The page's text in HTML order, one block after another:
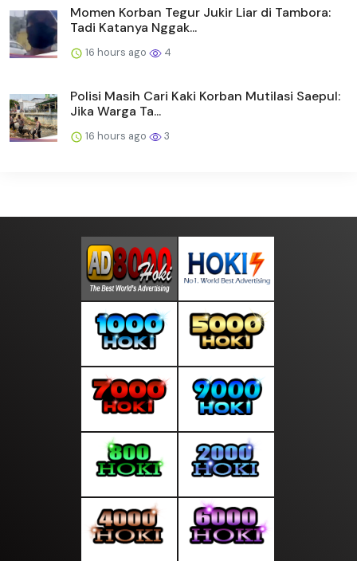
Momen Korban Tegur Jukir Liar di Tambora:
Tadi Katanya Nggak...
16 hours ago 4
Polisi Masih Cari Kaki Korban Mutilasi Saepul:
Jika Warga Ta...
16 hours ago 3